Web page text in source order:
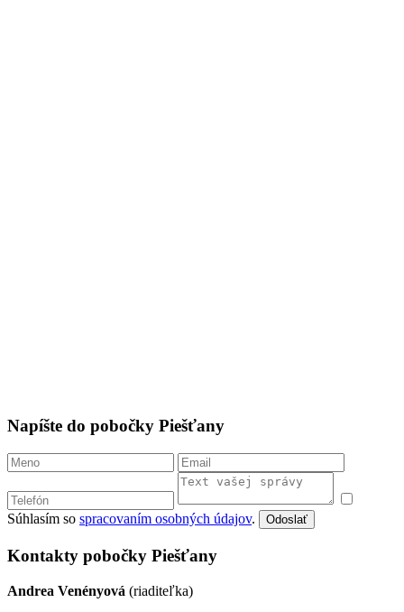
Napíšte do pobočky Piešťany
Súhlasím so spracovaním osobných údajov. Odoslať
Kontakty pobočky Piešťany
Andrea Venényová (riaditeľka)